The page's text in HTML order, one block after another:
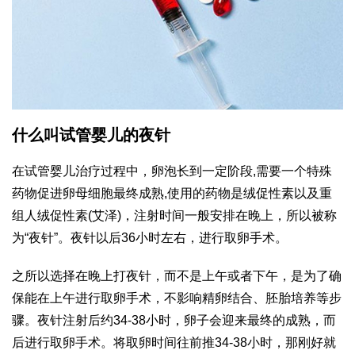
什么叫试管婴儿的夜针
在试管婴儿治疗过程中，卵泡长到一定阶段,需要一个特殊
药物促进卵母细胞最终成熟,使用的药物是绒促性素以及重
组人绒促性素(艾泽)，注射时间一般安排在晚上，所以被称
为“夜针”。夜针以后36小时左右，进行取卵手术。
之所以选择在晚上打夜针，而不是上午或者下午，是为了确
保能在上午进行取卵手术，不影响精卵结合、胚胎培养等步
骤。夜针注射后约34-38小时，卵子会迎来最终的成熟，而
后进行取卵手术。将取卵时间往前推34-38小时，那刚好就